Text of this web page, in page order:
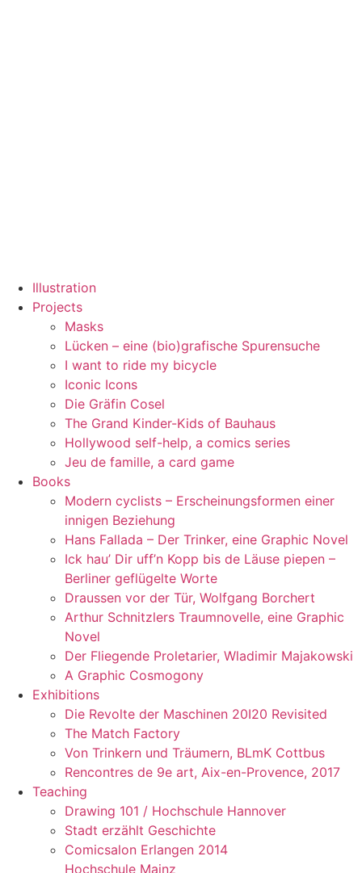
Illustration
Projects
Masks
Lücken – eine (bio)grafische Spurensuche
I want to ride my bicycle
Iconic Icons
Die Gräfin Cosel
The Grand Kinder-Kids of Bauhaus
Hollywood self-help, a comics series
Jeu de famille, a card game
Books
Modern cyclists – Erscheinungsformen einer
innigen Beziehung
Hans Fallada – Der Trinker, eine Graphic Novel
Ick hau’ Dir uff’n Kopp bis de Läuse piepen –
Berliner geflügelte Worte
Draussen vor der Tür, Wolfgang Borchert
Arthur Schnitzlers Traumnovelle, eine Graphic
Novel
Der Fliegende Proletarier, Wladimir Majakowski
A Graphic Cosmogony
Exhibitions
Die Revolte der Maschinen 20I20 Revisited
The Match Factory
Von Trinkern und Träumern, BLmK Cottbus
Rencontres de 9e art, Aix-en-Provence, 2017
Teaching
Drawing 101 / Hochschule Hannover
Stadt erzählt Geschichte
Comicsalon Erlangen 2014
Hochschule Mainz